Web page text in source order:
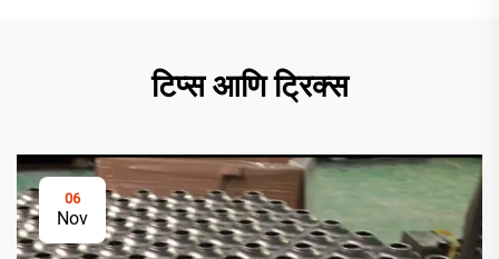
टिप्स आणि ट्रिक्स
06
Nov